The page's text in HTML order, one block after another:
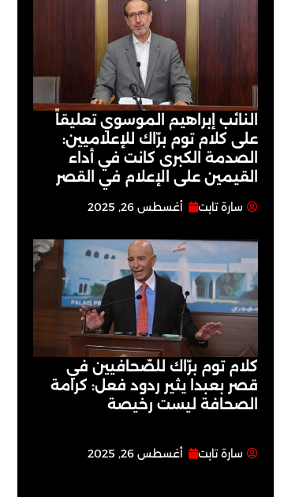
النائب إبراهيم الموسوي تعليقاً
على كلام توم برّاك للإعلاميين:
الصدمة الكبرى كانت في أداء
القيمين على ‏الإعلام في القصر
سارة تابت أغسطس 26, 2025
كلام توم برّاك للصّحافيين في
قصر بعبدا يثير ردود فعل: كرامة
الصحافة ليست رخيصة
سارة تابت أغسطس 26, 2025